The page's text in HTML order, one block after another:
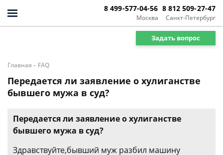
Москва
8 499-577-04-56
Санкт-Петербург
8 812 509-27-47
Задать вопрос
Главная - FAQ
Передается ли заявление о хулиганстве
бывшего мужа в суд?
Передается ли заявление о хулиганстве
бывшего мужа в суд?
Здравствуйте,бывший муж разбил машину